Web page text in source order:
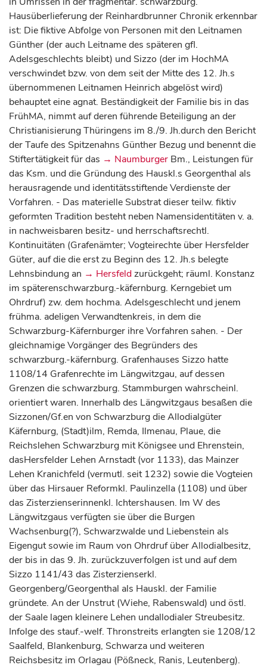
Hausüberlieferung der Reinhardbrunner Chronik erkennbar
ist: Die fiktive Abfolge von Personen mit den Leitnamen
Günther (der auch Leitname des späteren gfl.
Adelsgeschlechts bleibt) und Sizzo (der im HochMA
verschwindet bzw. von dem seit der Mitte des 12. Jh.s
übernommenen Leitnamen Heinrich abgelöst wird)
behauptet eine agnat. Beständigkeit der Familie bis in das
FrühMA, nimmt auf deren führende Beteiligung an der
Christianisierung Thüringens im 8./9. Jh.durch den Bericht
der Taufe des Spitzenahns Günther Bezug und benennt die
Stiftertätigkeit für das → Naumburger Bm., Leistungen für
das Ksm. und die Gründung des Hauskl.s Georgenthal als
herausragende und identitätsstiftende Verdienste der
Vorfahren. - Das materielle Substrat dieser teilw. fiktiv
geformten Tradition besteht neben Namensidentitäten v. a.
in nachweisbaren besitz- und herrschaftsrechtl.
Kontinuitäten (Grafenämter; Vogteirechte über Hersfelder
Güter, auf die die erst zu Beginn des 12. Jh.s belegte
Lehnsbindung an → Hersfeldzurückgeht; räuml. Konstanz
im späterenschwarzburg.-käfernburg. Kerngebiet um
Ohrdruf) zw. dem hochma. Adelsgeschlecht und jenem
frühma. adeligen Verwandtenkreis, in dem die
Schwarzburg-Käfernburger ihre Vorfahren sahen. - Der
gleichnamige Vorgänger des Begründers des
schwarzburg.-käfernburg. Grafenhauses Sizzo hatte
1108/14 Grafenrechte im Längwitzgau, auf dessen
Grenzen die schwarzburg. Stammburgen wahrscheinl.
orientiert waren. Innerhalb des Längwitzgaus besaßen die
Sizzonen/Gf.en von Schwarzburg die Allodialgüter
Käfernburg, (Stadt)ilm, Remda, Ilmenau, Plaue, die
Reichslehen Schwarzburg mit Königsee und Ehrenstein,
dasHersfelder Lehen Arnstadt (vor 1133), das Mainzer
Lehen Kranichfeld (vermutl. seit 1232) sowie die Vogteien
über das Hirsauer Reformkl. Paulinzella (1108) und über
das Zisterzienserinnenkl. Ichtershausen. Im W des
Längwitzgaus verfügten sie über die Burgen
Wachsenburg(?), Schwarzwalde und Liebenstein als
Eigengut sowie im Raum von Ohrdruf über Allodialbesitz,
der bis in das 9. Jh. zurückzuverfolgen ist und auf dem
Sizzo 1141/43 das Zisterzienserkl.
Georgenberg/Georgenthal als Hauskl. der Familie
gründete. An der Unstrut (Wiehe, Rabenswald) und östl.
der Saale lagen kleinere Lehen undallodialer Streubesitz.
Infolge des stauf.-welf. Thronstreits erlangten sie 1208/12
Saalfeld, Blankenburg, Schwarza und weiteren
Reichsbesitz im Orlagau (Pößneck, Ranis, Leutenberg).